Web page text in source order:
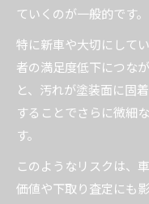
ていくのが一般的です。
特に新車や大切にして
者の満足度低下につな
と、汚れが塗装面に固
することでさらに微細
す。
このようなリスクは、
価値や下取り査定にも